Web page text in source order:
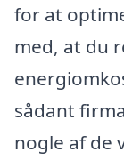
for at
med, at du
sådant
nogle af de